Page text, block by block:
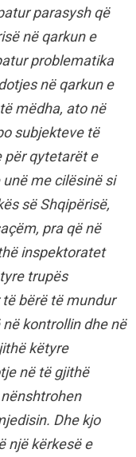
parasysh që
në qarkun e
problematika
në qarkun e
mëdha, ato në
subjekteve të
për qytetarët e
me cilësinë si
së Shqipërisë,
pra që në
inspektoratet
trupës
bërë të mundur
kontrollin dhe në
këtyre
në të gjithë
Dhe kjo
një kërkesë e